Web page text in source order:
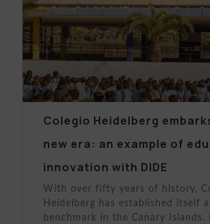
Colegio Heidelberg
new era: an example of
innovation with DIDE
With over fifty years of history,
Heidelberg has established itself
benchmark in the Canary Islands.